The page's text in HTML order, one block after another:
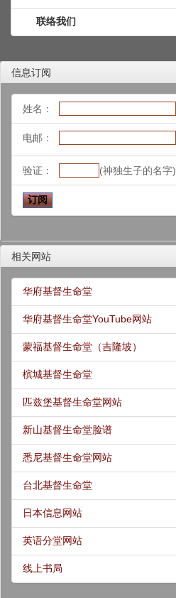
联络我们
信息订阅
姓名：
电邮：
验证： (神独生子的名字)
相关网站
华府基督生命堂
华府基督生命堂YouTube网站
蒙福基督生命堂（吉隆坡）
槟城基督生命堂
匹兹堡基督生命堂网站
新山基督生命堂脸谱
悉尼基督生命堂网站
台北基督生命堂
日本信息网站
英语分堂网站
线上书局